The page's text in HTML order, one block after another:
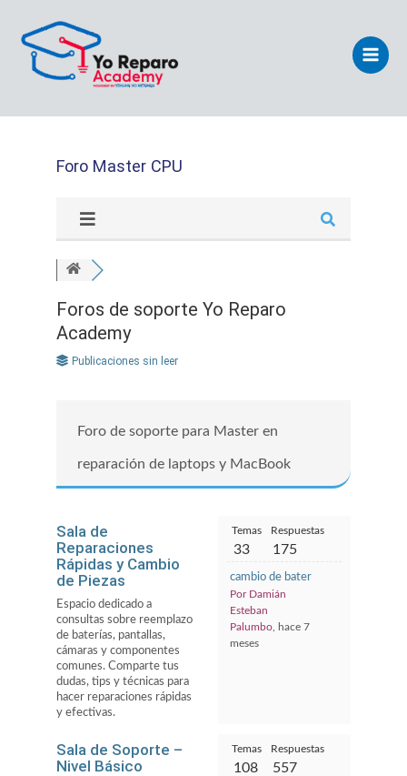
contenido
Menu
Foro Master CPU
Foros de soporte Yo Reparo
Academy
Publicaciones sin leer
Foro de soporte para Master en
reparación de laptops y MacBook
Sala de
Reparaciones
Rápidas y Cambio
de Piezas
Espacio dedicado a
consultas sobre reemplazo
de baterías, pantallas,
cámaras y componentes
comunes. Comparte tus
dudas, tips y técnicas para
hacer reparaciones rápidas
y efectivas.
Temas
33
Respuestas
175
cambio de bateria bangho max
Por Damián
Esteban
Palumbo , hace 7
meses
Sala de Soporte –
Nivel Básico
Temas
108
Respuestas
557